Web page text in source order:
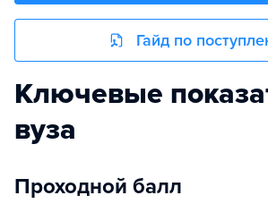
Гайд по
Ключевые
вуза
Проходной балл